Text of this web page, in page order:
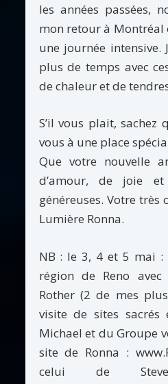
les années passées,
mon retour à
une journée intensive.
plus de temps avec
de chaleur et de
S’il vous plait, sachez
vous à une place
Que votre nouvelle
d’amour, de joie et
généreuses. Votre
Lumière Ronna.
NB : le 3, 4 et 5 mai :
région de Reno
Rother (2 de mes
visite de sites sacrés
Michael et du Groupe
site de Ronna :
celui de